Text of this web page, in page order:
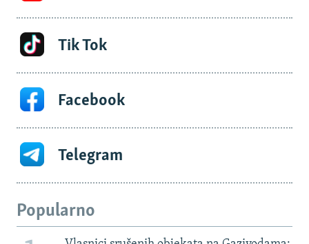
Tik Tok
Facebook
Telegram
Popularno